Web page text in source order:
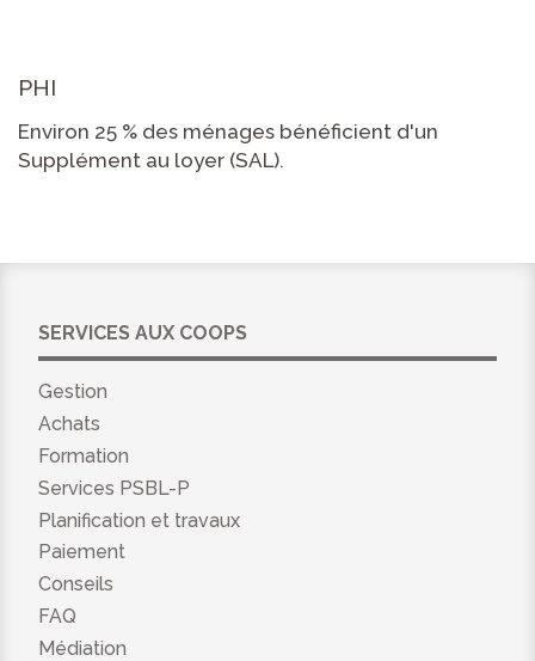
PHI
Environ 25 % des ménages bénéficient d'un
Supplément au loyer (SAL).
SERVICES AUX COOPS
Gestion
Achats
Formation
Services PSBL-P
Planification et travaux
Paiement
Conseils
FAQ
Médiation